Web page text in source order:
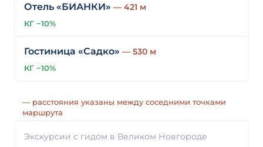
Отель «БИАНКИ» — 421 м
КГ −10%
Гостиница «Садко» — 530 м
КГ −10%
— расстояния указаны между соседними точками
маршрута
Экскурсии с гидом в Великом Новгороде